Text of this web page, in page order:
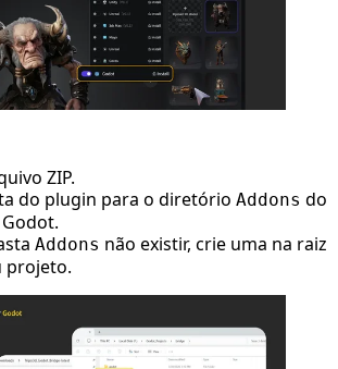
ZIP.
do plugin para o diretório Addons do
Addons não existir, crie uma na raiz
projeto.